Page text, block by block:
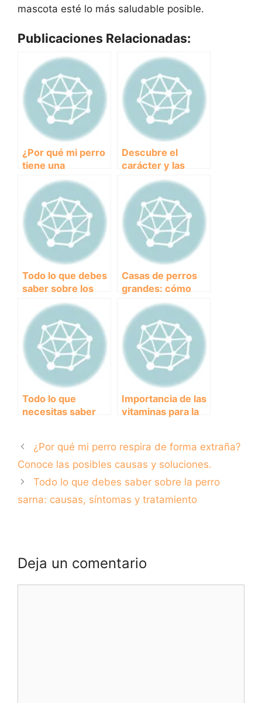
mascota esté lo más saludable posible.
Publicaciones Relacionadas:
¿Por qué mi perro
tiene una
respiración
acelerada?
Descubre las
causas y cómo
actuar
Descubre el
carácter y las
características del
majestuoso perro
Braco Alemán
Todo lo que debes
saber sobre los
imponentes y
leales perros Bulls
Casas de perros
grandes: cómo
elegir la mejor
opción para tu
compañero canino
Todo lo que
necesitas saber
perro de pelo
grande
Importancia de las
vitaminas para la
debes saber
¿Por qué mi perro respira de forma extraña?
Conoce las posibles causas y soluciones.
Todo lo que debes saber sobre la perro
sarna: causas, síntomas y tratamiento
Deja un comentario